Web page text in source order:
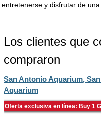
entretenerse y disfrutar de una
Los clientes que
compraron
San Antonio Aquarium,
Aquarium
Oferta exclusiva en línea: Buy 1